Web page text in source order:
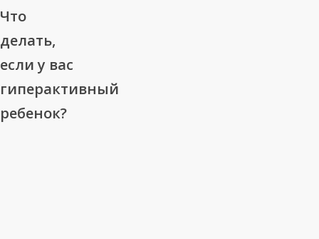
Что
если
у
вас
гиперактивный
ребенок?
Что
делать,
если у вас
гиперактивный
ребенок?